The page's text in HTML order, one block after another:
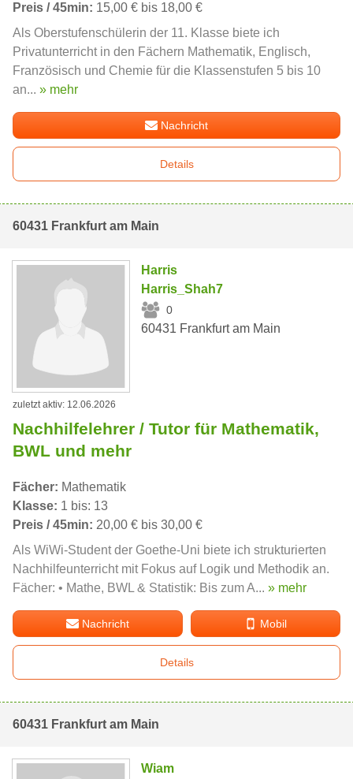
Preis / 45min: 15,00 € bis 18,00 €
Als Oberstufenschülerin der 11. Klasse biete ich
Privatunterricht in den Fächern Mathematik, Englisch,
Französisch und Chemie für die Klassenstufen 5 bis 10
an... » mehr
Nachricht
Details
60431 Frankfurt am Main
Harris
Harris_Shah7
0
60431 Frankfurt am Main
zuletzt aktiv: 12.06.2026
Nachhilfelehrer / Tutor für Mathematik,
BWL und mehr
Fächer: Mathematik
Klasse: 1 bis: 13
Preis / 45min: 20,00 € bis 30,00 €
Als WiWi-Student der Goethe-Uni biete ich strukturierten
Nachhilfeunterricht mit Fokus auf Logik und Methodik an.
Fächer: • Mathe, BWL & Statistik: Bis zum A... » mehr
Nachricht Mobil
Details
60431 Frankfurt am Main
Wiam